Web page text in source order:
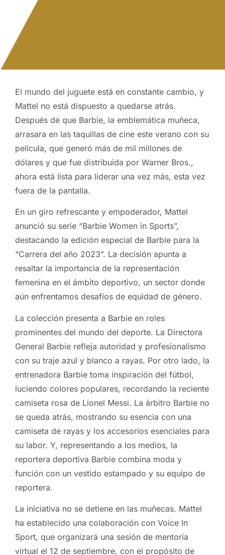
El mundo del juguete está en constante cambio, y
Mattel no está dispuesto a quedarse atrás.
Después de que Barbie, la emblemática muñeca,
arrasara en las taquillas de cine este verano con su
película, que generó más de mil millones de
dólares y que fue distribuida por Warner Bros.,
ahora está lista para liderar una vez más, esta vez
fuera de la pantalla.
En un giro refrescante y empoderador, Mattel
anunció su serie “Barbie Women in Sports”,
destacando la edición especial de Barbie para la
“Carrera del año 2023”. La decisión apunta a
resaltar la importancia de la representación
femenina en el ámbito deportivo, un sector donde
aún enfrentamos desafíos de equidad de género.
La colección presenta a Barbie en roles
prominentes del mundo del deporte. La Directora
General Barbie refleja autoridad y profesionalismo
con su traje azul y blanco a rayas. Por otro lado, la
entrenadora Barbie toma inspiración del fútbol,
luciendo colores populares, recordando la reciente
camiseta rosa de Lionel Messi. La árbitro Barbie no
se queda atrás, mostrando su esencia con una
camiseta de rayas y los accesorios esenciales para
su labor. Y, representando a los medios, la
reportera deportiva Barbie combina moda y
función con un vestido estampado y su equipo de
reportera.
La iniciativa no se detiene en las muñecas. Mattel
ha establecido una colaboración con Voice In
Sport, que organizará una sesión de mentoría
virtual el 12 de septiembre, con el propósito de